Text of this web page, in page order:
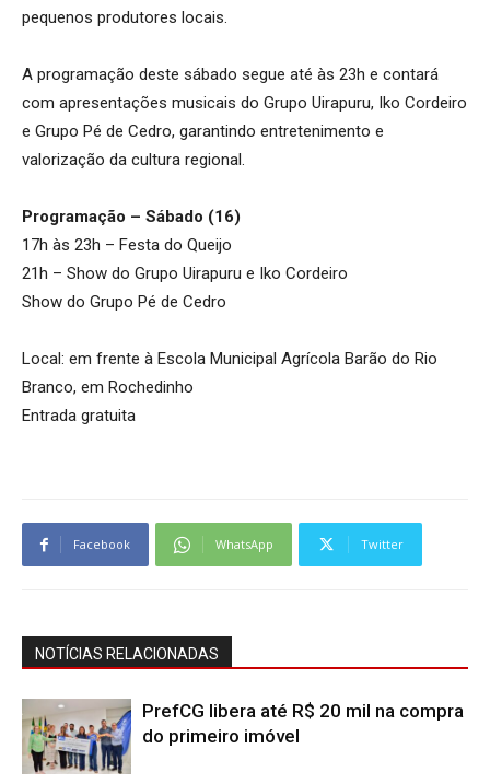
pequenos produtores locais.
A programação deste sábado segue até às 23h e contará
com apresentações musicais do Grupo Uirapuru, Iko Cordeiro
e Grupo Pé de Cedro, garantindo entretenimento e
valorização da cultura regional.
Programação – Sábado (16)
17h às 23h – Festa do Queijo
21h – Show do Grupo Uirapuru e Iko Cordeiro
Show do Grupo Pé de Cedro
Local: em frente à Escola Municipal Agrícola Barão do Rio
Branco, em Rochedinho
Entrada gratuita
Facebook WhatsApp Twitter
NOTÍCIAS RELACIONADAS
PrefCG libera até R$ 20 mil na compra
do primeiro imóvel